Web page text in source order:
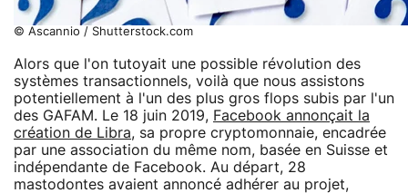
© Ascannio / Shutterstock.com
Alors que l'on tutoyait une possible révolution des
systèmes transactionnels, voilà que nous assistons
potentiellement à l'un des plus gros flops subis par l'un
des GAFAM. Le 18 juin 2019, Facebook annonçait la
création de Libra, sa propre cryptomonnaie, encadrée
par une association du même nom, basée en Suisse et
indépendante de Facebook. Au départ, 28
mastodontes avaient annoncé adhérer au projet,